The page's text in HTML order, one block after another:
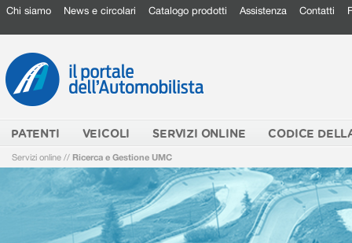
Chi siamo News e circolari Catalogo prodotti Assistenza Contatti
PATENTI VEICOLI SERVIZI ONLINE CODICE
Servizi online // Ricerca e Gestione UMC